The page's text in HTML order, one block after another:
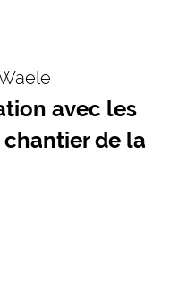
avec les
de la